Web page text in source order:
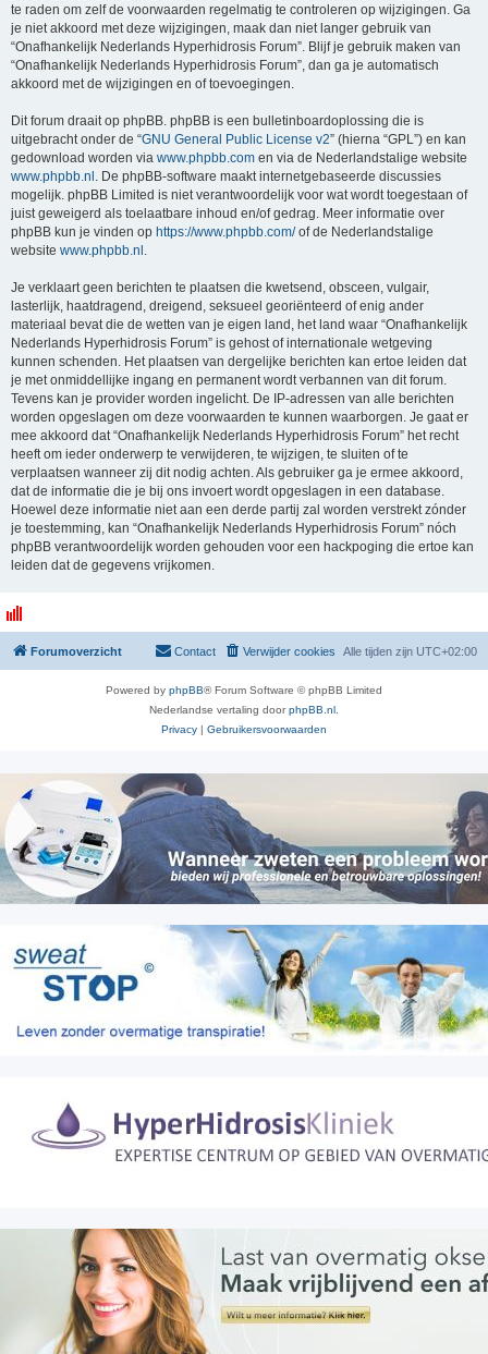
te raden om zelf de voorwaarden regelmatig te controleren op wijzigingen. Ga
je niet akkoord met deze wijzigingen, maak dan niet langer gebruik van
“Onafhankelijk Nederlands Hyperhidrosis Forum”. Blijf je gebruik maken van
“Onafhankelijk Nederlands Hyperhidrosis Forum”, dan ga je automatisch
akkoord met de wijzigingen en of toevoegingen.
Dit forum draait op phpBB. phpBB is een bulletinboardoplossing die is
uitgebracht onder de “GNU General Public License v2” (hierna “GPL”) en kan
gedownload worden via www.phpbb.com en via de Nederlandstalige website
www.phpbb.nl . De phpBB-software maakt internetgebaseerde discussies
mogelijk. phpBB Limited is niet verantwoordelijk voor wat wordt toegestaan of
juist geweigerd als toelaatbare inhoud en/of gedrag. Meer informatie over
phpBB kun je vinden op https://www.phpbb.com/of de Nederlandstalige
website www.phpbb.nl
Je verklaart geen berichten te plaatsen die kwetsend, obsceen, vulgair,
lasterlijk, haatdragend, dreigend, seksueel georiënteerd of enig ander
materiaal bevat die de wetten van je eigen land, het land waar “Onafhankelijk
Nederlands Hyperhidrosis Forum” is gehost of internationale wetgeving
kunnen schenden. Het plaatsen van dergelijke berichten kan ertoe leiden dat
je met onmiddellijke ingang en permanent wordt verbannen van dit forum.
Tevens kan je provider worden ingelicht. De IP-adressen van alle berichten
worden opgeslagen om deze voorwaarden te kunnen waarborgen. Je gaat er
mee akkoord dat “Onafhankelijk Nederlands Hyperhidrosis Forum” het recht
heeft om ieder onderwerp te verwijderen, te wijzigen, te sluiten of te
verplaatsen wanneer zij dit nodig achten. Als gebruiker ga je ermee akkoord,
dat de informatie die je bij ons invoert wordt opgeslagen in een database.
Hoewel deze informatie niet aan een derde partij zal worden verstrekt zónder
je toestemming, kan “Onafhankelijk Nederlands Hyperhidrosis Forum” nóch
phpBB verantwoordelijk worden gehouden voor een hackpoging die ertoe kan
leiden dat de gegevens vrijkomen.
Forumoverzicht Alle tijden zijn UTC+02:00
Verwijder cookies
Contact
Powered by phpBB® Forum Software © phpBB Limited
Nederlandse vertaling doorphpBB.nl
Privacy | Gebruikersvoorwaarden